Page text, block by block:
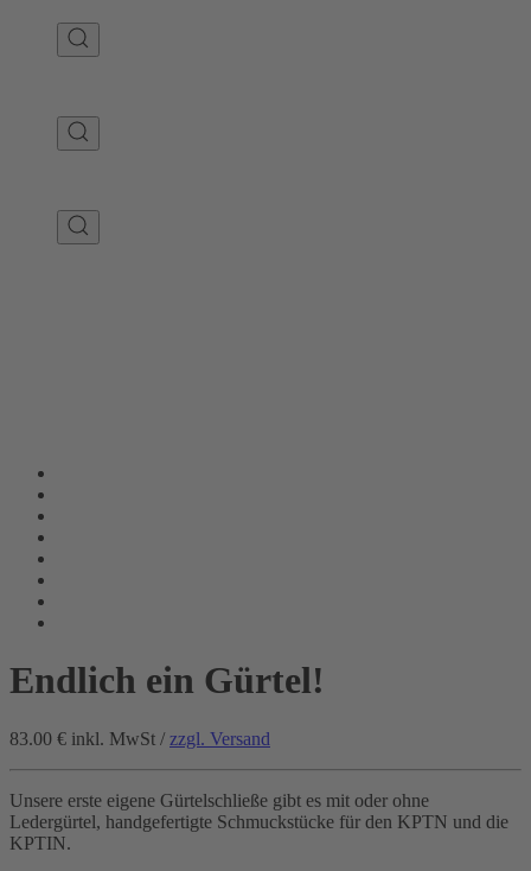
Endlich ein Gürtel!
83.00 € inkl. MwSt / zzgl. Versand
Unsere erste eigene Gürtelschließe gibt es mit oder ohne
Ledergürtel, handgefertigte Schmuckstücke für den KPTN und die
KPTIN.